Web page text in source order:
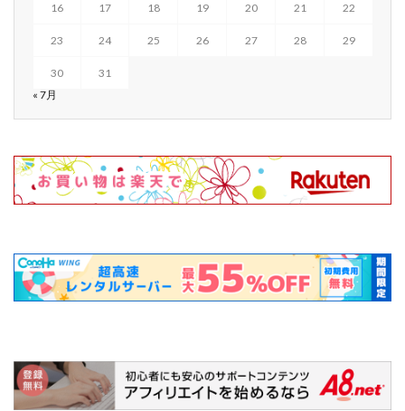
16 17 18 19 20 21 22
23 24 25 26 27 28 29
30
31
« 7月